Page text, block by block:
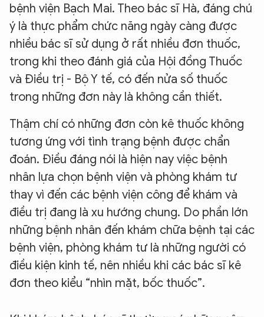
bệnh viện Bạch Mai. Theo bác sĩ Hà, đáng chú
ý là thực phẩm chức năng ngày càng được
nhiều bác sĩ sử dụng ở rất nhiều đơn thuốc,
trong khi theo đánh giá của Hội đồng Thuốc
và Điều trị - Bộ Y tế, có đến nửa số thuốc
trong những đơn này là không cần thiết.
Thậm chí có những đơn còn kê thuốc không
tương ứng với tình trạng bệnh được chẩn
đoán. Điều đáng nói là hiện nay việc bệnh
nhân lựa chọn bệnh viện và phòng khám tư
thay vì đến các bệnh viện công để khám và
điều trị đang là xu hướng chung. Do phần lớn
những bệnh nhân đến khám chữa bệnh tại các
bệnh viện, phòng khám tư là những người có
điều kiện kinh tế, nên nhiều khi các bác sĩ kê
đơn theo kiểu “nhìn mặt, bốc thuốc”.